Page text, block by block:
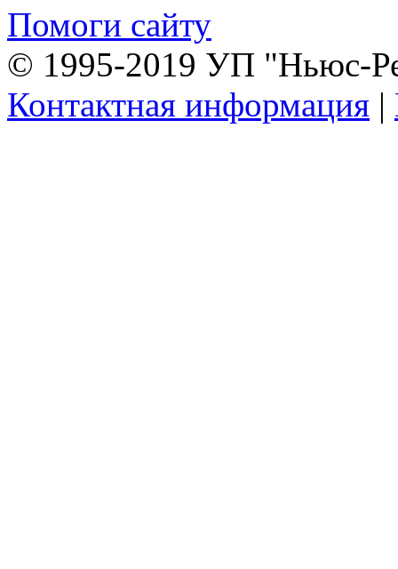
Помоги сайту
© 1995-2019 УП "Ньюс-
Контактная информация |